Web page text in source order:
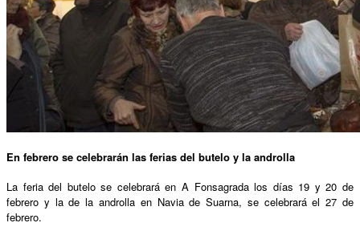
En febrero se celebrarán las ferias del butelo y la androlla
La feria del butelo se celebrará en A Fonsagrada los días 19 y 20 de
febrero y la de la androlla en Navia de Suarna, se celebrará el 27 de
febrero.